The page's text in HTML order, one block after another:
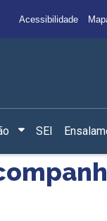
Acessibilidade
SEI